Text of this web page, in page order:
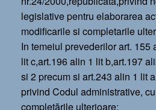
legislative pentru elaborarea
modificarile si completarile
In temeiul prevederilor art. 155
lit c,art.196 alin 1 lit b,art.197
si 2 precum si art.243 alin 1 lit
privind Codul administrative,
completările ulterioare;